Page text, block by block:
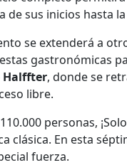
de sus inicios hasta
se extenderá a
gastronómicas
Halffter, donde se
libre.
personas,
clásica. En esta
fuerza.